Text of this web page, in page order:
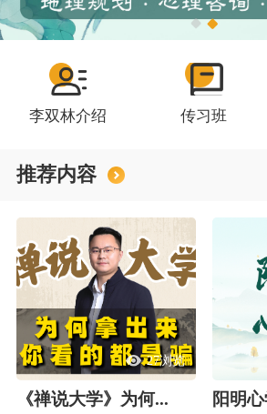
李双林介绍 传习班
推荐内容
27浏览
《禅说大学》为何... 阳明